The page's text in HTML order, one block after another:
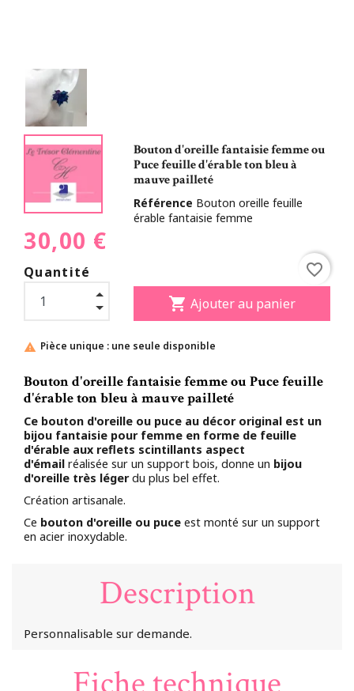
Bouton d'oreille fantaisie femme ou
Puce feuille d'érable ton bleu à
mauve pailleté
Référence Bouton oreille feuille
érable fantaisie femme
30,00 €
Quantité
shopping_cart Ajouter au panier
 Pièce unique : une seule disponible
favorite_border
Bouton d'oreille fantaisie femme ou Puce feuille
d'érable ton bleu à mauve pailleté
Ce bouton d'oreille ou puce au décor original est un
bijou fantaisie pour femme en forme de feuille
d'érable aux reflets scintillants aspect
d'émail réalisée sur un support bois, donne un bijou
d'oreille très légerdu plus bel effet.
Création artisanale.
Ce bouton d'oreille ou puce est monté sur un support
en acier inoxydable.
Description
Personnalisable sur demande.